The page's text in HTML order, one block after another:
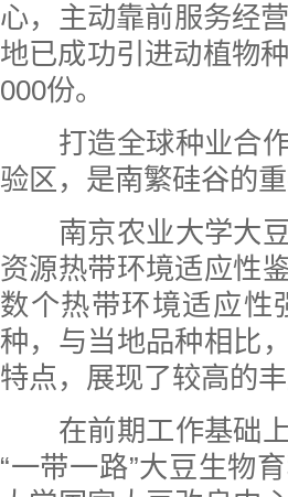
心，主动靠前服务经
地已成功引进动植物
000份。
打造全球种业合
验区，是南繁硅谷的重
南京农业大学大
资源热带环境适应性
数个热带环境适应性
种，与当地品种相比
特点，展现了较高的丰
在前期工作基础
“一带一路”大豆生物